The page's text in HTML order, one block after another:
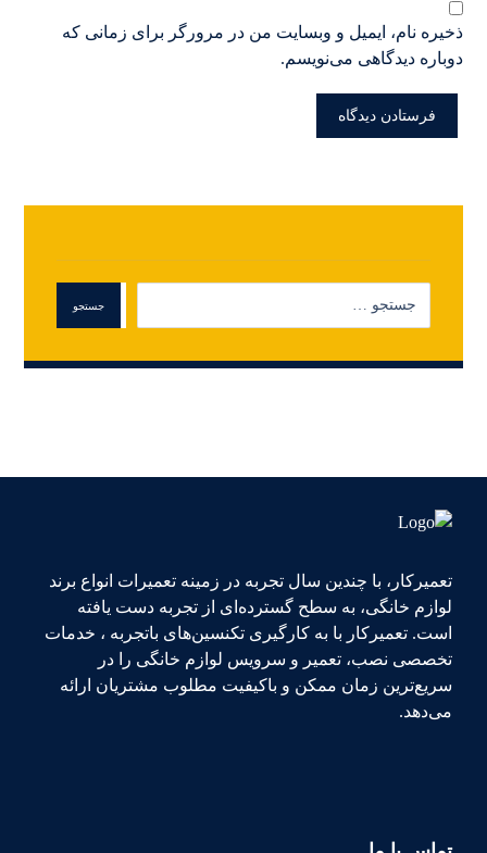
ذخیره نام، ایمیل و وبسایت من در مرورگر برای زمانی که
دوباره دیدگاهی می‌نویسم.
تعمیرکار، با چندین سال تجربه در زمینه تعمیرات انواع برند
لوازم خانگی، به سطح گسترده‌ای از تجربه دست یافته
است. تعمیرکار با به کارگیری تکنسین‌های باتجربه ، خدمات
تخصصی نصب، تعمیر و سرویس لوازم خانگی را در
سریع‌ترین زمان ممکن و باکیفیت مطلوب مشتریان ارائه
می‌دهد.